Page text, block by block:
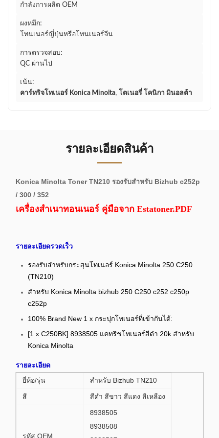
กำลังการผลิต OEM
ผงหมึก:
โทนเนอร์ญี่ปุ่นหรือโทนเนอร์จีน
การตรวจสอบ:
QC ผ่านไป
เน้น:
คาร์ทริจโทเนอร์ Konica Minolta, โตเนอรี่ โคนิกา มินอลต้า
รายละเอียดสินค้า
Konica Minolta Toner TN210 รองรับสําหรับ Bizhub c252p
/ 300 / 352
เครื่องสําเนาทอนเนอร์ คู่มือจาก Estatoner.PDF
รายละเอียดรวดเร็ว
รองรับสําหรับกระสุนโทเนอร์ Konica Minolta 250 C250
(TN210)
สําหรับ Konica Minolta bizhub 250 C250 c252 c250p
c252p
100% Brand New 1 x กระปุกโทเนอร์ที่เข้ากันได้:
[1 x C250BK] 8938505 แคทริชโทเนอร์สีดํา 20k สําหรับ
Konica Minolta
รายละเอียด
ยี่ห้อ/รุ่น
สําหรับ Bizhub TN210
สี สีดํา สีขาว สีแดง สีเหลือง
รหัส OEM
8938505
8938508